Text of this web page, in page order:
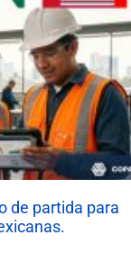
de partida para